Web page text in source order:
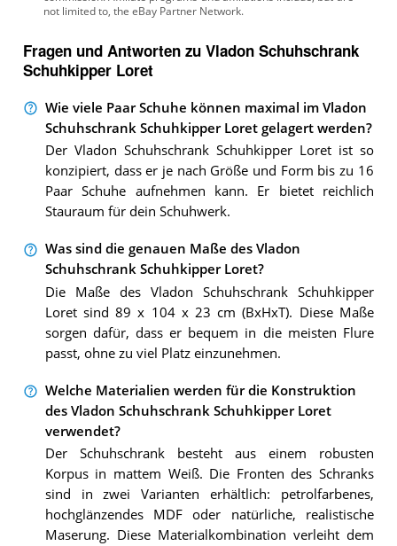
Fragen und Antworten zu Vladon Schuhschrank
Schuhkipper Loret
Wie viele Paar Schuhe können maximal im Vladon
Schuhschrank Schuhkipper Loret gelagert werden?
Der Vladon Schuhschrank Schuhkipper Loret ist so
konzipiert, dass er je nach Größe und Form bis zu 16
Paar Schuhe aufnehmen kann. Er bietet reichlich
Stauraum für dein Schuhwerk.
Was sind die genauen Maße des Vladon
Schuhschrank Schuhkipper Loret?
Die Maße des Vladon Schuhschrank Schuhkipper
Loret sind 89 x 104 x 23 cm (BxHxT). Diese Maße
sorgen dafür, dass er bequem in die meisten Flure
passt, ohne zu viel Platz einzunehmen.
Welche Materialien werden für die Konstruktion
des Vladon Schuhschrank Schuhkipper Loret
verwendet?
Der Schuhschrank besteht aus einem robusten
Korpus in mattem Weiß. Die Fronten des Schranks
sind in zwei Varianten erhältlich: petrolfarbenes,
hochglänzendes MDF oder natürliche, realistische
Maserung. Diese Materialkombination verleiht dem